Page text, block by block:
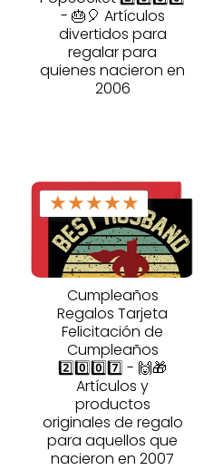
- 🎂🎈 Artículos
divertidos para
regalar para
quienes nacieron en
2006
★★★★★
Cumpleaños
Regalos Tarjeta
Felicitación de
Cumpleaños
2️⃣0️⃣0️⃣7️⃣ - 🙌🎁
Artículos y
productos
originales de regalo
para aquellos que
nacieron en 2007